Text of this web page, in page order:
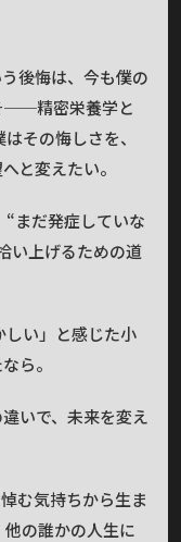
後悔は、今も僕の
──精密栄養学と
その悔しさを、
と変えたい。
まだ発症していな
い上げるための道
しい」と感じた小
ら。
いで、未来を変え
む気持ちから生ま
の誰かの人生に